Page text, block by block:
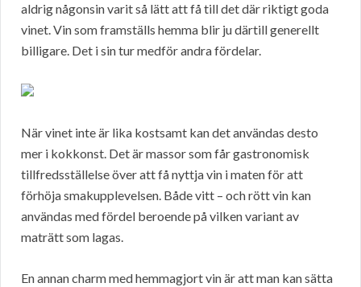
aldrig någonsin varit så lätt att få till det där riktigt goda
vinet. Vin som framställs hemma blir ju därtill generellt
billigare. Det i sin tur medför andra fördelar.
När vinet inte är lika kostsamt kan det användas desto
mer i kokkonst. Det är massor som får gastronomisk
tillfredsställelse över att få nyttja vin i maten för att
förhöja smakupplevelsen. Både vitt – och rött vin kan
användas med fördel beroende på vilken variant av
maträtt som lagas.
En annan charm med hemmagjort vin är att man kan sätta